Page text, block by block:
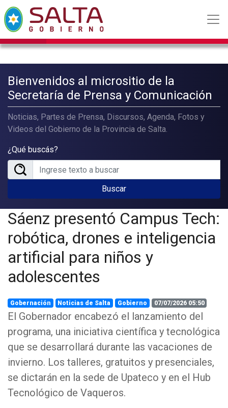
Bienvenidos al micrositio de la
Secretaría de Prensa y Comunicación
Noticias, Partes de Prensa, Discursos, Agenda, Fotos y
Videos del Gobierno de la Provincia de Salta.
¿Qué buscás?
Buscar
Sáenz presentó Campus Tech:
robótica, drones e inteligencia
artificial para niños y
adolescentes
Gobernación Noticias de Salta Gobierno 07/07/2026 05:50
El Gobernador encabezó el lanzamiento del
programa, una iniciativa científica y tecnológica
que se desarrollará durante las vacaciones de
invierno. Los talleres, gratuitos y presenciales,
se dictarán en la sede de Upateco y en el Hub
Tecnológico de Vaqueros.